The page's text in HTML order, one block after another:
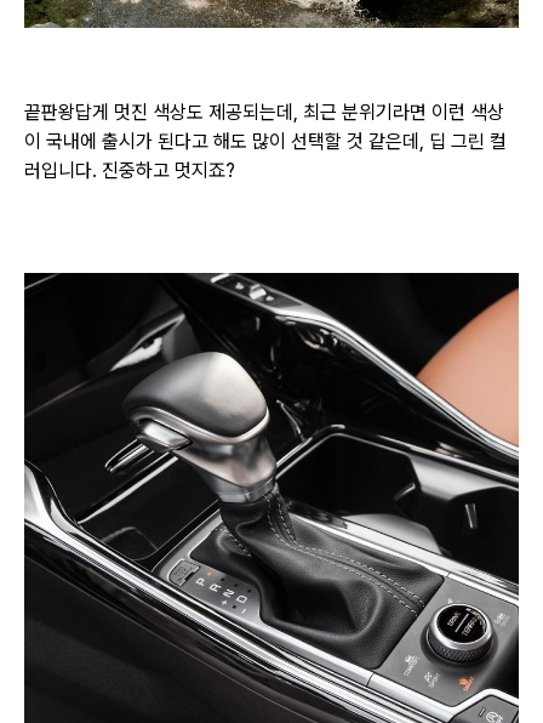
끝판왕답게 멋진 색상도 제공되는데, 최근 분위기라면 이런 색상
이 국내에 출시가 된다고 해도 많이 선택할 것 같은데, 딥 그린 컬
러입니다. 진중하고 멋지죠?